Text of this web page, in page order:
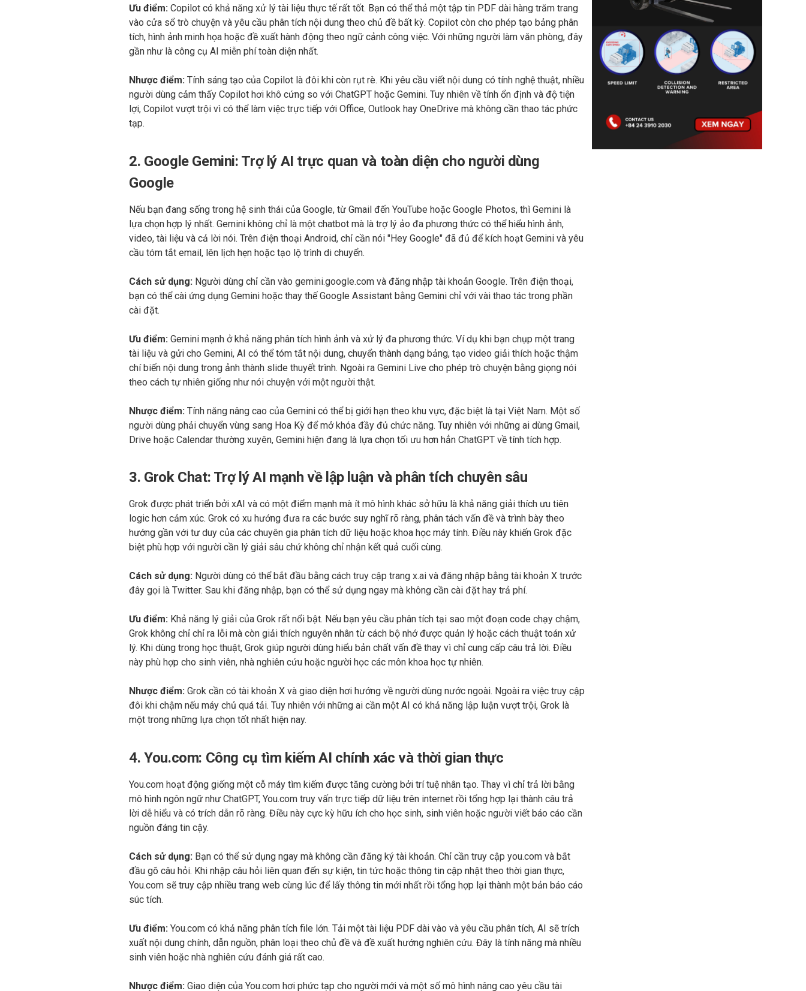
Ưu điểm: Copilot có khả năng xử lý tài liệu thực tế rất tốt. Bạn có thể thả một tập tin PDF dài hàng trăm trang
vào cửa sổ trò chuyện và yêu cầu phân tích nội dung theo chủ đề bất kỳ. Copilot còn cho phép tạo bảng phân
tích, hình ảnh minh họa hoặc đề xuất hành động theo ngữ cảnh công việc. Với những người làm văn phòng, đây
gần như là công cụ AI miễn phí toàn diện nhất.
Nhược điểm: Tính sáng tạo của Copilot là đôi khi còn rụt rè. Khi yêu cầu viết nội dung có tính nghệ thuật, nhiều
người dùng cảm thấy Copilot hơi khô cứng so với ChatGPT hoặc Gemini. Tuy nhiên về tính ổn định và độ tiện
lợi, Copilot vượt trội vì có thể làm việc trực tiếp với Office, Outlook hay OneDrive mà không cần thao tác phức
tạp.
2. Google Gemini: Trợ lý AI trực quan và toàn diện cho người dùng
Google
Nếu bạn đang sống trong hệ sinh thái của Google, từ Gmail đến YouTube hoặc Google Photos, thì Gemini là
lựa chọn hợp lý nhất. Gemini không chỉ là một chatbot mà là trợ lý ảo đa phương thức có thể hiểu hình ảnh,
video, tài liệu và cả lời nói. Trên điện thoại Android, chỉ cần nói "Hey Google" đã đủ để kích hoạt Gemini và yêu
cầu tóm tắt email, lên lịch hẹn hoặc tạo lộ trình di chuyển.
Cách sử dụng: Người dùng chỉ cần vào gemini.google.com và đăng nhập tài khoản Google. Trên điện thoại,
bạn có thể cài ứng dụng Gemini hoặc thay thế Google Assistant bằng Gemini chỉ với vài thao tác trong phần
cài đặt.
Ưu điểm: Gemini mạnh ở khả năng phân tích hình ảnh và xử lý đa phương thức. Ví dụ khi bạn chụp một trang
tài liệu và gửi cho Gemini, AI có thể tóm tắt nội dung, chuyển thành dạng bảng, tạo video giải thích hoặc thậm
chí biến nội dung trong ảnh thành slide thuyết trình. Ngoài ra Gemini Live cho phép trò chuyện bằng giọng nói
theo cách tự nhiên giống như nói chuyện với một người thật.
Nhược điểm: Tính năng nâng cao của Gemini có thể bị giới hạn theo khu vực, đặc biệt là tại Việt Nam. Một số
người dùng phải chuyển vùng sang Hoa Kỳ để mở khóa đầy đủ chức năng. Tuy nhiên với những ai dùng Gmail,
Drive hoặc Calendar thường xuyên, Gemini hiện đang là lựa chọn tối ưu hơn hẳn ChatGPT về tính tích hợp.
3. Grok Chat: Trợ lý AI mạnh về lập luận và phân tích chuyên sâu
Grok được phát triển bởi xAI và có một điểm mạnh mà ít mô hình khác sở hữu là khả năng giải thích ưu tiên
logic hơn cảm xúc. Grok có xu hướng đưa ra các bước suy nghĩ rõ ràng, phân tách vấn đề và trình bày theo
hướng gần với tư duy của các chuyên gia phân tích dữ liệu hoặc khoa học máy tính. Điều này khiến Grok đặc
biệt phù hợp với người cần lý giải sâu chứ không chỉ nhận kết quả cuối cùng.
Cách sử dụng: Người dùng có thể bắt đầu bằng cách truy cập trang x.ai và đăng nhập bằng tài khoản X trước
đây gọi là Twitter. Sau khi đăng nhập, bạn có thể sử dụng ngay mà không cần cài đặt hay trả phí.
Ưu điểm: Khả năng lý giải của Grok rất nổi bật. Nếu bạn yêu cầu phân tích tại sao một đoạn code chạy chậm,
Grok không chỉ chỉ ra lỗi mà còn giải thích nguyên nhân từ cách bộ nhớ được quản lý hoặc cách thuật toán xử
lý. Khi dùng trong học thuật, Grok giúp người dùng hiểu bản chất vấn đề thay vì chỉ cung cấp câu trả lời. Điều
này phù hợp cho sinh viên, nhà nghiên cứu hoặc người học các môn khoa học tự nhiên.
Nhược điểm: Grok cần có tài khoản X và giao diện hơi hướng về người dùng nước ngoài. Ngoài ra việc truy cập
đôi khi chậm nếu máy chủ quá tải. Tuy nhiên với những ai cần một AI có khả năng lập luận vượt trội, Grok là
một trong những lựa chọn tốt nhất hiện nay.
4. You.com: Công cụ tìm kiếm AI chính xác và thời gian thực
You.com hoạt động giống một cỗ máy tìm kiếm được tăng cường bởi trí tuệ nhân tạo. Thay vì chỉ trả lời bằng
mô hình ngôn ngữ như ChatGPT, You.com truy vấn trực tiếp dữ liệu trên internet rồi tổng hợp lại thành câu trả
lời dễ hiểu và có trích dẫn rõ ràng. Điều này cực kỳ hữu ích cho học sinh, sinh viên hoặc người viết báo cáo cần
nguồn đáng tin cậy.
Cách sử dụng: Bạn có thể sử dụng ngay mà không cần đăng ký tài khoản. Chỉ cần truy cập you.com và bắt
đầu gõ câu hỏi. Khi nhập câu hỏi liên quan đến sự kiện, tin tức hoặc thông tin cập nhật theo thời gian thực,
You.com sẽ truy cập nhiều trang web cùng lúc để lấy thông tin mới nhất rồi tổng hợp lại thành một bản báo cáo
súc tích.
Ưu điểm: You.com có khả năng phân tích file lớn. Tải một tài liệu PDF dài vào và yêu cầu phân tích, AI sẽ trích
xuất nội dung chính, dẫn nguồn, phân loại theo chủ đề và đề xuất hướng nghiên cứu. Đây là tính năng mà nhiều
sinh viên hoặc nhà nghiên cứu đánh giá rất cao.
Nhược điểm:Giao diện của You.com hơi phức tạp cho người mới và một số mô hình nâng cao yêu cầu tài